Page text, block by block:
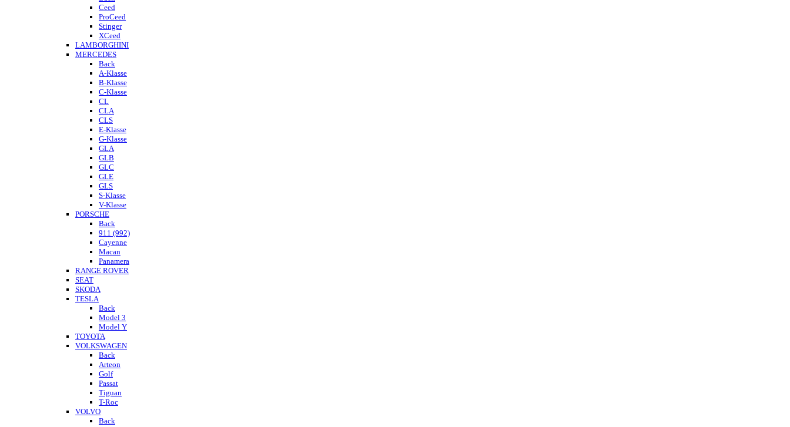
Ceed
ProCeed
Stinger
XCeed
LAMBORGHINI
MERCEDES
Back
A-Klasse
B-Klasse
C-Klasse
CL
CLA
CLS
E-Klasse
G-Klasse
GLA
GLB
GLC
GLE
GLS
S-Klasse
V-Klasse
PORSCHE
Back
911 (992)
Cayenne
Macan
Panamera
RANGE ROVER
SEAT
SKODA
TESLA
Back
Model 3
Model Y
TOYOTA
VOLKSWAGEN
Back
Arteon
Golf
Passat
Tiguan
T-Roc
VOLVO
Back